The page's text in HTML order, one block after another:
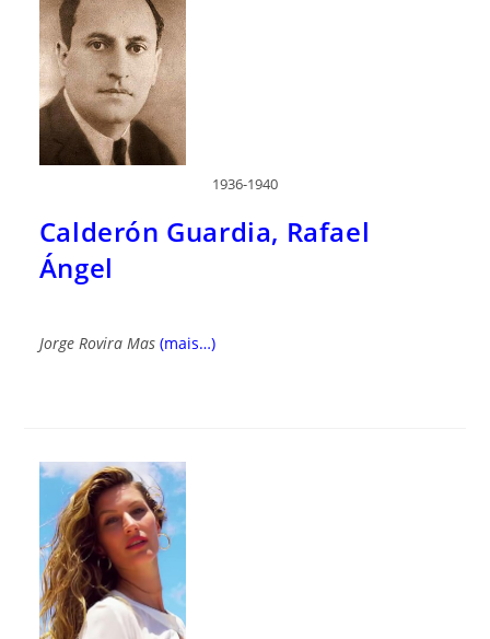
1936-1940
Calderón Guardia, Rafael
Ángel
Jorge Rovira Mas (mais…)